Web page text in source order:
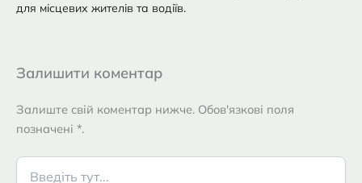
для місцевих жителів та водіїв.
Залишити коментар
Залиште свій коментар нижче. Обов'язкові поля
позначені *.
Введіть
тут...